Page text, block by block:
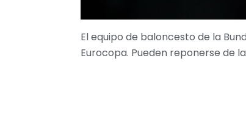
El equipo de baloncesto de la
Eurocopa. Pueden reponerse de